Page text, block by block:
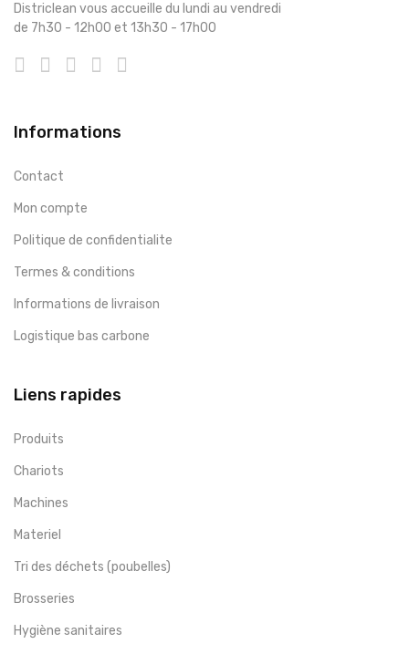
Districlean vous accueille du lundi au vendredi
de 7h30 - 12h00 et 13h30 - 17h00
Informations
Contact
Mon compte
Politique de confidentialite
Termes & conditions
Informations de livraison
Logistique bas carbone
Liens rapides
Produits
Chariots
Machines
Materiel
Tri des déchets (poubelles)
Brosseries
Hygiène sanitaires